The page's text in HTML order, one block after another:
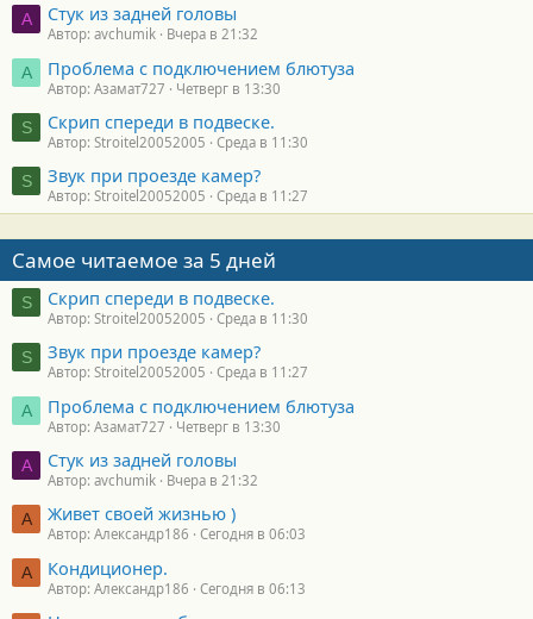
A Стук из задней головы
Автор: avchumik Вчера в 21:32
А Проблема с подключением блютуза
Автор: Азамат727 Четверг в 13:30
S Скрип спереди в подвеске.
Автор: Stroitel20052005 Среда в 11:30
S Звук при проезде камер?
Автор: Stroitel20052005 Среда в 11:27
Самое читаемое за 5 дней
S Скрип спереди в подвеске.
Автор: Stroitel20052005 Среда в 11:30
S Звук при проезде камер?
Автор: Stroitel20052005 Среда в 11:27
А Проблема с подключением блютуза
Автор: Азамат727 Четверг в 13:30
A Стук из задней головы
Автор: avchumik Вчера в 21:32
А Живет своей жизнью )
Автор: Александр186 Сегодня в 06:03
А Кондиционер.
Автор: Александр186 Сегодня в 06:13